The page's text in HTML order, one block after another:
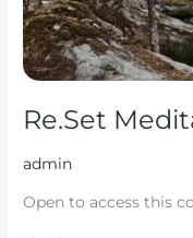
Re.Set
admin
Open to access this